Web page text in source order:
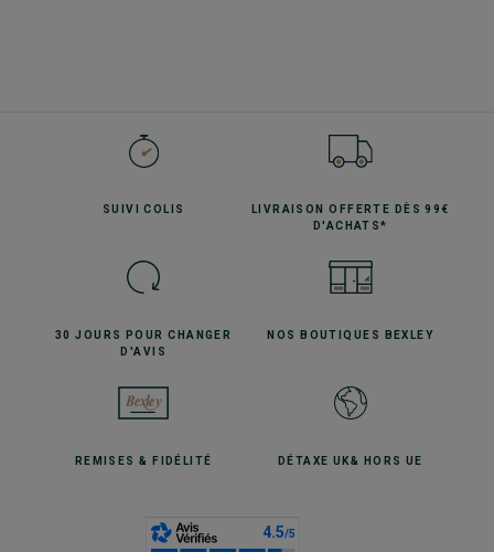
SUIVICOLIS LIVRAISON OFFERTE
DÈS 99€
D'ACHATS*
30 JOURS POURCHANGER
D'AVIS
NOS BOUTIQUES BEXLEY
REMISES& FIDÉLITÉ DÉTAXE UK& HORS UE